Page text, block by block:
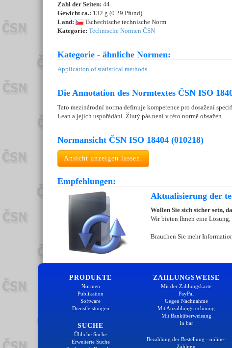
Zahl der Seiten: 44
Gewicht ca.: 132 g (0.29 Pfund)
Land:
Tschechische technische Norm
Kategorie: Technische Normen ČSN
Kategorie - ähnliche Normen:
Application of statistical methods
Die Annotation des Normtextes ČSN ISO
Tato mezinárodní norma definuje kompetence pro dosažení
Lean a jejich uspořádání. Žlutý pás není v této normě obsažen
Normansicht ČSN ISO 18404 (010218)
Ansicht anzeigen lassen.
Empfehlungen:
Aktualisierung der
Wollen Sie sich sicher sein,
Wir bieten Ihnen eine
Brauchen Sie mehr
PRODUKTE
Normen
Publikation
Software
Dienstleistungen
SUCHE
Übliche Suche
Erweiterte Suche
ZAHLUNGSWEISE
Mit der Zahlungskarte
PayPal
Gegen Nachnahme
Mit Anzahlungsrechnung
Mit Banküberweisung
In bar
Bezahlung der Bestellung - online-
Zahlung